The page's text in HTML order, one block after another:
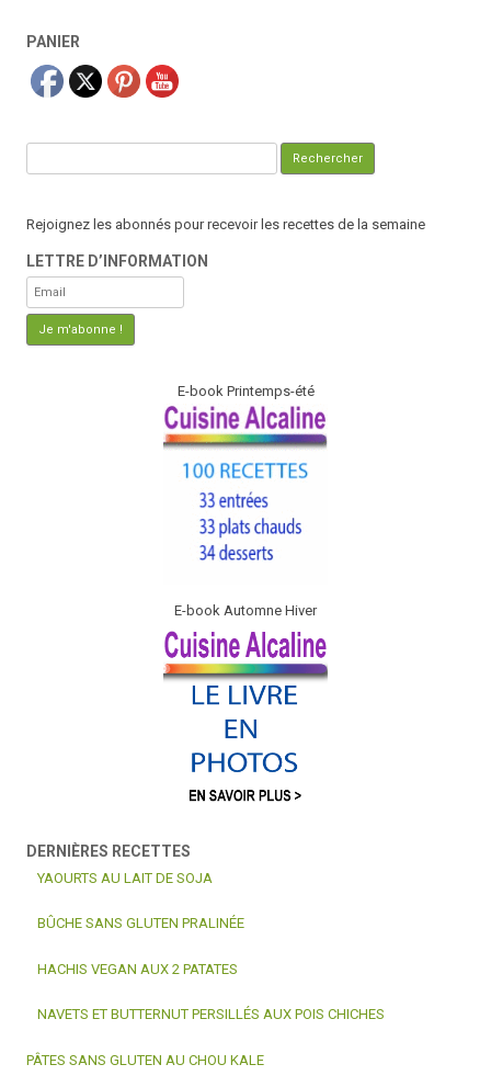
PANIER
Rejoignez les abonnés pour recevoir les recettes de la semaine
LETTRE D’INFORMATION
E-book Printemps-été
E-book Automne Hiver
DERNIÈRES RECETTES
YAOURTS AU LAIT DE SOJA
BÛCHE SANS GLUTEN PRALINÉE
HACHIS VEGAN AUX 2 PATATES
NAVETS ET BUTTERNUT PERSILLÉS AUX POIS CHICHES
PÂTES SANS GLUTEN AU CHOU KALE